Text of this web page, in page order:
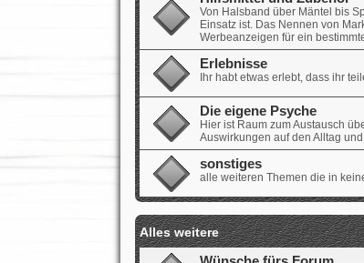
Von Halsband über Mäntel bis
Einsatz ist. Das Nennen von
Werbeanzeigen für ein
Erlebnisse
Ihr habt etwas erlebt, dass ihr
Die eigene Psyche
Hier ist Raum zum Austausch
Auswirkungen auf den Alltag
sonstiges
alle weiteren Themen die in
Alles weitere